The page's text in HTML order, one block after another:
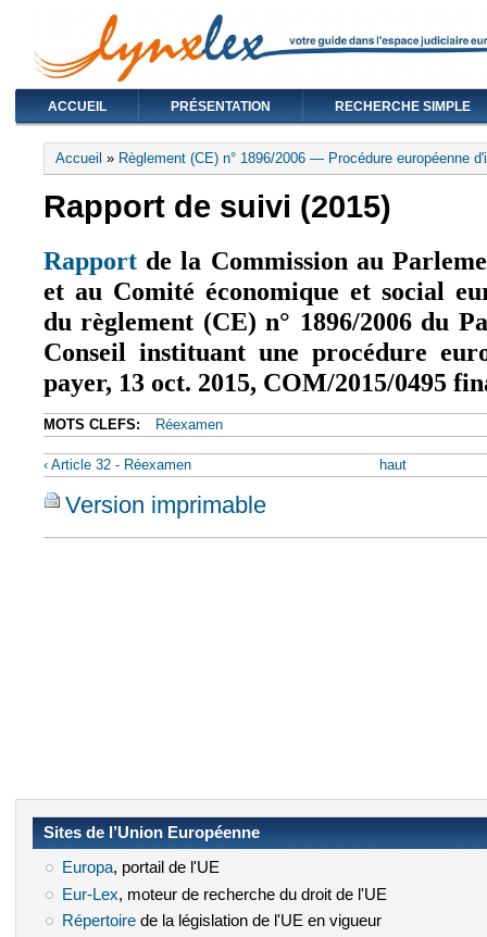
ACCUEIL PRÉSENTATION RECHERCHE SIMPLE
Vous êtes ici
Accueil » Règlement (CE) n° 1896/2006 — Procédure européenne
Rapport de suivi (2015)
Rapport (le lien est externe)
de la Commission au
et au Comité économique et social
du règlement (CE) n° 1896/2006 du
Conseil instituant une procédure
payer, 13 oct. 2015, COM/2015/0495
MOTS CLEFS: Réexamen
‹ Article 32 - Réexamen haut
Version imprimable
Sites de l’Union Européenne
Europa(le lien est externe)
, portail de l'UE
Eur-Lex (le lien est externe)
, moteur de recherche du droit de l'UE
Répertoire(le lien est externe)
de la législation de l'UE en vigueur